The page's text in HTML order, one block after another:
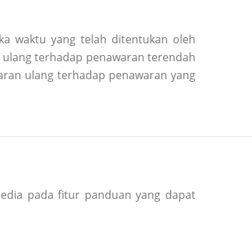
waktu yang telah ditentukan oleh
terhadap penawaran terendah
ulang terhadap penawaran yang
pada fitur panduan yang dapat